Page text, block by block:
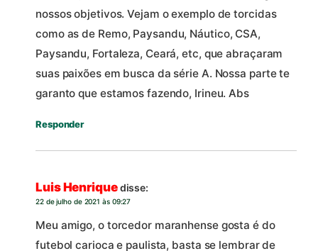
nossos objetivos. Vejam o exemplo de torcidas
como as de Remo, Paysandu, Náutico, CSA,
Paysandu, Fortaleza, Ceará, etc, que abraçaram
suas paixões em busca da série A. Nossa parte te
garanto que estamos fazendo, Irineu. Abs
Responder
Luis Henriquedisse:
22 de julho de 2021 às 09:27
Meu amigo, o torcedor maranhense gosta é do
futebol carioca e paulista, basta se lembrar de